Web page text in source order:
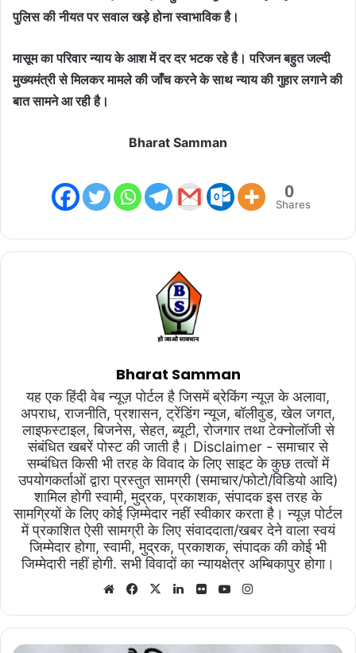
पुलिस की नीयत पर सवाल खड़े होना स्वाभाविक है।
मासूम का परिवार न्याय के आश में दर दर भटक रहे है। परिजन बहुत जल्दी
मुख्यमंत्री से मिलकर मामले की जाँच करने के साथ न्याय की गुहार लगाने की
बात सामने आ रही है।
Bharat Samman
0
Shares
Bharat Samman
यह एक हिंदी वेब न्यूज़ पोर्टल है जिसमें ब्रेकिंग न्यूज़ के अलावा,
अपराध, राजनीति, प्रशासन, ट्रेंडिंग न्यूज, बॉलीवुड, खेल जगत,
लाइफस्टाइल, बिजनेस, सेहत, ब्यूटी, रोजगार तथा टेक्नोलॉजी से
संबंधित खबरें पोस्ट की जाती है। Disclaimer - समाचार से
सम्बंधित किसी भी तरह के विवाद के लिए साइट के कुछ तत्वों में
उपयोगकर्ताओं द्वारा प्रस्तुत सामग्री (समाचार/फोटो/विडियो आदि)
शामिल होगी स्वामी, मुद्रक, प्रकाशक, संपादक इस तरह के
सामग्रियों के लिए कोई ज़िम्मेदार नहीं स्वीकार करता है। न्यूज़ पोर्टल
में प्रकाशित ऐसी सामग्री के लिए संवाददाता/खबर देने वाला स्वयं
जिम्मेदार होगा, स्वामी, मुद्रक, प्रकाशक, संपादक की कोई भी
जिम्मेदारी नहीं होगी. सभी विवादों का न्यायक्षेत्र अम्बिकापुर होगा।
WebsiteFacebook
X LinkedIn
Flickr YouTube